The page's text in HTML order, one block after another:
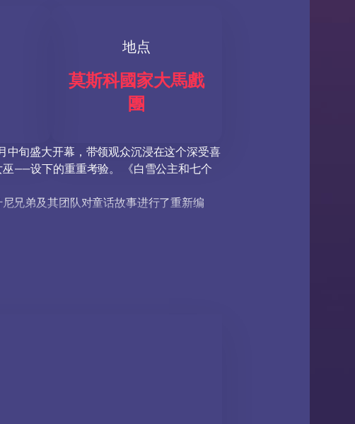
地点
莫斯科國家大馬戲
團
中旬盛大开幕，带领观众沉浸在这个深受喜
——设下的重重考验。 《白雪公主和七个
兄弟及其团队对童话故事进行了重新编
狡猾的继母。
雪公主和七个小矮人》：以最优